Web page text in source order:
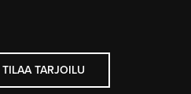
TILAA TARJOILU